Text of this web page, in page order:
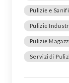
Pulizie e
Pulizie
Pulizie
Servizi di